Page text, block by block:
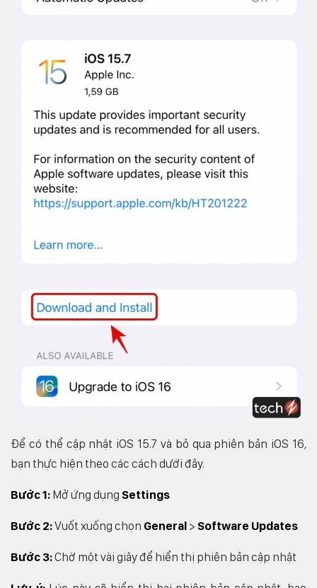
Để có thể cập nhật iOS 15.7 và bỏ qua phiên bản iOS 16,
bạn thực hiện theo các cách dưới đây.
Bước 1: Mở ứng dụng Settings
Bước 2:Vuốt xuống chọn General > Software Updates
Bước 3:Chờ một vài giây để hiển thị phiên bản cập nhật